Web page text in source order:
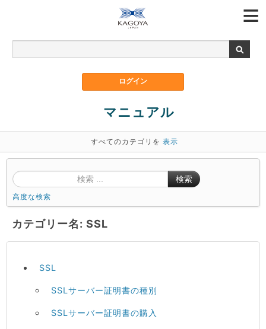
マニュアル
すべてのカテゴリを 表示
検索
高度な検索
カテゴリー名: SSL
SSL
SSLサーバー証明書の種別
SSLサーバー証明書の購入